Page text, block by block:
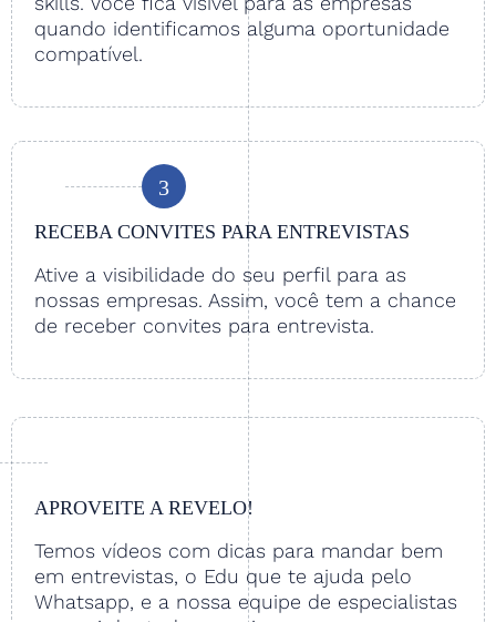
quando identificamos alguma oportunidade
compatível.
3
RECEBA CONVITES PARA ENTREVISTAS
Ative a visibilidade do seu perfil para as
nossas empresas. Assim, você tem a chance
de receber convites para entrevista.
APROVEITE A REVELO!
Temos vídeos com dicas para mandar bem
em entrevistas, o Edu que te ajuda pelo
Whatsapp, e a nossa equipe de especialistas